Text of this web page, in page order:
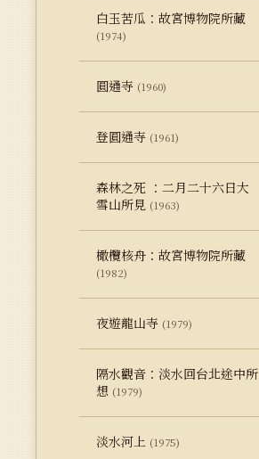
白玉苦瓜：故宮博物院所藏
(1974)
圓通寺 (1960)
登圓通寺 (1961)
森林之死 ：二月二十六日大
雪山所見 (1963)
橄欖核舟：故宮博物院所藏
(1982)
夜遊龍山寺 (1979)
隔水觀音：淡水回台北途中所
想 (1979)
淡水河上 (1975)